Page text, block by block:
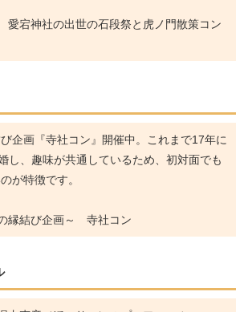
愛宕神社の出世の石段祭と虎ノ門散策コン
企画『寺社コン』開催中。これまで17年に
し、趣味が共通しているため、初対面でも
が特徴です。
縁結び企画～ 寺社コン